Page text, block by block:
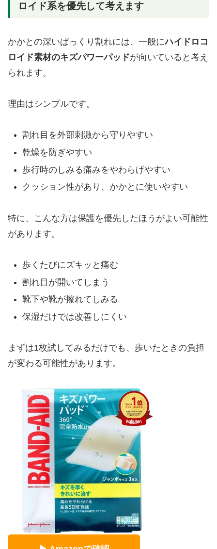
ロイド系を優先して考えます
かかとの深いぱっくり割れには、一般にハイドロコ
ロイド素材のキズパワーパッドが向いていると考え
られます。
理由はシンプルです。
割れ目を外部刺激から守りやすい
乾燥を防ぎやすい
歩行時のしみる痛みをやわらげやすい
クッション性があり、かかとに使いやすい
特に、こんな方は保護を優先したほうがよい可能性
があります。
歩くたびにズキッと痛む
割れ目が開いてしまう
靴下や靴が擦れてしみる
保湿だけでは改善しにくい
まずは1枚試してみるだけでも、歩いたときの負担
が変わる可能性があります。